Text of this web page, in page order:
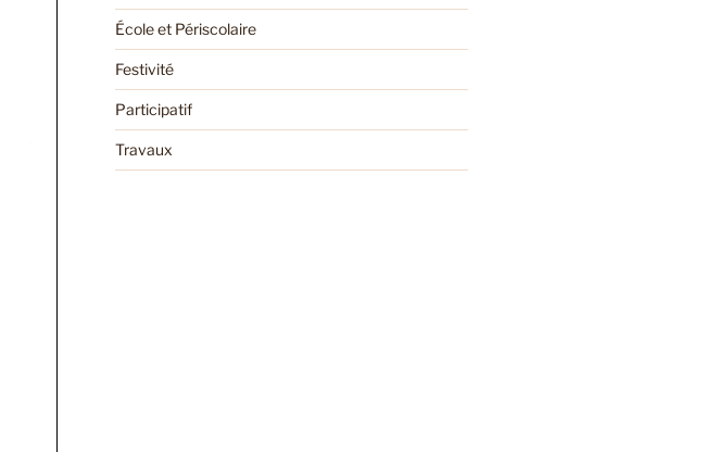
École et Périscolaire
Festivité
Participatif
Travaux